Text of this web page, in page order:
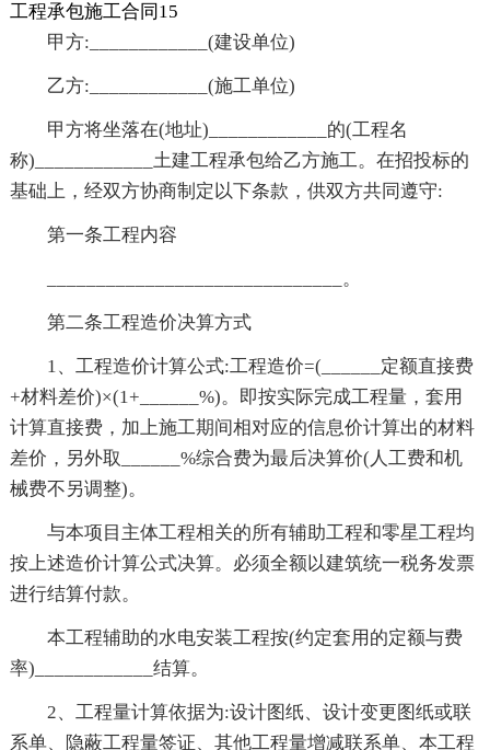
工程承包施工合同15
甲方:____________(建设单位)
乙方:____________(施工单位)
甲方将坐落在(地址)____________的(工程名
称)____________土建工程承包给乙方施工。在招投标的
基础上，经双方协商制定以下条款，供双方共同遵守:
第一条工程内容
______________________________。
第二条工程造价决算方式
1、工程造价计算公式:工程造价=(______定额直接费
+材料差价)×(1+______%)。即按实际完成工程量，套用
计算直接费，加上施工期间相对应的信息价计算出的材料
差价，另外取______%综合费为最后决算价(人工费和机
械费不另调整)。
与本项目主体工程相关的所有辅助工程和零星工程均
按上述造价计算公式决算。必须全额以建筑统一税务发票
进行结算付款。
本工程辅助的水电安装工程按(约定套用的定额与费
率)____________结算。
2、工程量计算依据为:设计图纸、设计变更图纸或联
系单、隐蔽工程量签证、其他工程量增减联系单、本工程